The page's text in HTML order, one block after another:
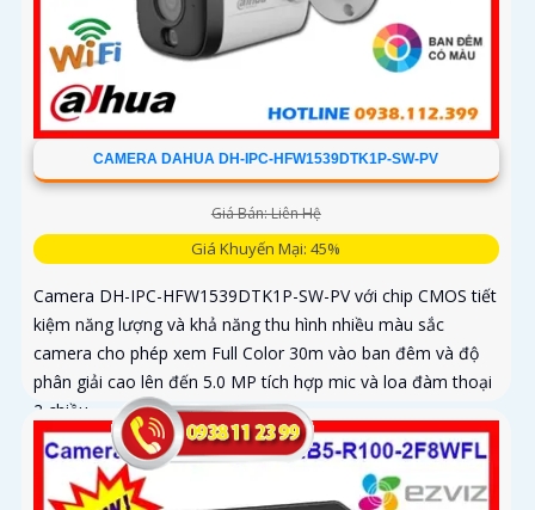
CAMERA DAHUA DH-IPC-HFW1539DTK1P-SW-PV
Giá Bán: Liên Hệ
Giá Khuyến Mại: 45%
Camera DH-IPC-HFW1539DTK1P-SW-PV với chip CMOS tiết
kiệm năng lượng và khả năng thu hình nhiều màu sắc
camera cho phép xem Full Color 30m vào ban đêm và độ
phân giải cao lên đến 5.0 MP tích hợp mic và loa đàm thoại
2 chiều